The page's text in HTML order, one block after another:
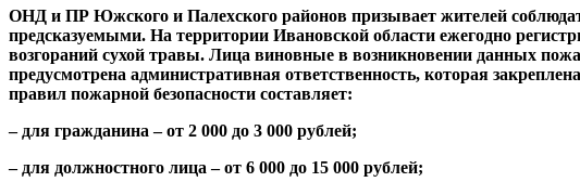
ОНД и ПР Южского и Палехского районов призывает жителей
предсказуемыми. На территории Ивановской области ежегодно
возгораний сухой травы. Лица виновные в возникновении данных
предусмотрена административная ответственность, которая
правил пожарной безопасности составляет:
– для гражданина – от 2 000 до 3 000 рублей;
– для должностного лица – от 6 000 до 15 000 рублей;